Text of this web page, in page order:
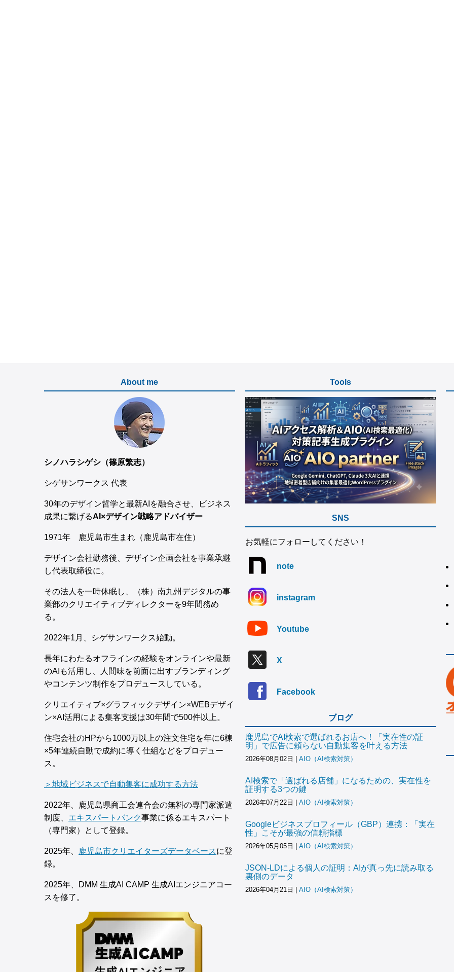
About me
シノハラシゲシ（篠原繁志）
シゲサンワークス 代表
30年のデザイン哲学と最新AIを融合させ、ビジネス
成果に繋げるAI×デザイン戦略アドバイザー
1971年 鹿児島市生まれ（鹿児島市在住）
デザイン会社勤務後、デザイン企画会社を事業承継
し代表取締役に。
その法人を一時休眠し、（株）南九州デジタルの事
業部のクリエイティブディレクターを9年間務め
る。
2022年1月、シゲサンワークス始動。
長年にわたるオフラインの経験をオンラインや最新
のAIも活用し、人間味を前面に出すブランディング
やコンテンツ制作をプロデュースしている。
クリエイティブ×グラフィックデザイン×WEBデザイ
ン×AI活用による集客支援は30年間で500件以上。
住宅会社のHPから1000万以上の注文住宅を年に6棟
×5年連続自動で成約に導く仕組などをプロデュー
ス。
＞地域ビジネスで自動集客に成功する方法
2022年、鹿児島県商工会連合会の無料の専門家派遣
制度、 エキスパートバンク事業に係るエキスパート
（専門家）として登録。
2025年、 鹿児島市クリエイターズデータベースに登
録。
2025年、DMM 生成AI CAMP 生成AIエンジニアコー
スを修了。
Tools
SNS
お気軽にフォローしてください！
note
instagram
Youtube
X
Facebook
ブログ
鹿児島でAI検索で選ばれるお店へ！「実在性の証
明」で広告に頼らない自動集客を叶える方法
2026年08月02日 AIO（AI検索対策）
AI検索で「選ばれる店舗」になるための、実在性を
証明する3つの鍵
2026年07月22日 AIO（AI検索対策）
Googleビジネスプロフィール（GBP）連携：「実在
性」こそが最強の信頼指標
2026年05月05日 AIO（AI検索対策）
JSON-LDによる個人の証明：AIが真っ先に読み取る
裏側のデータ
2026年04月21日 AIO（AI検索対策）